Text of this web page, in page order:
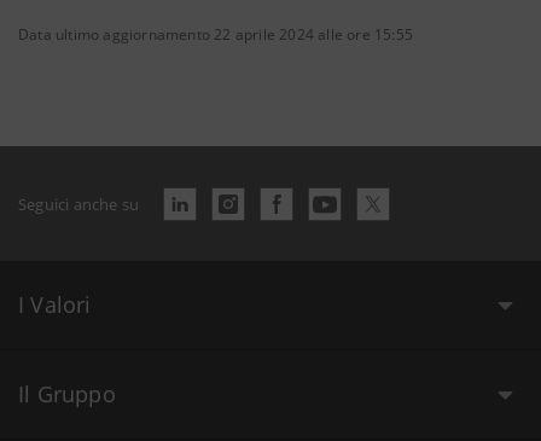
Data ultimo aggiornamento 22 aprile 2024 alle ore 15:55
Seguici anche su
I Valori
Il Gruppo